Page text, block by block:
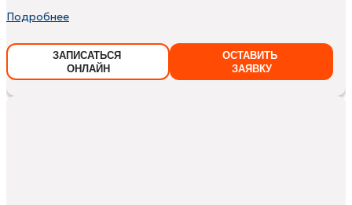
Подробнее
ЗАПИСАТЬСЯ
ОНЛАЙН
ОСТАВИТЬ
ЗАЯВКУ